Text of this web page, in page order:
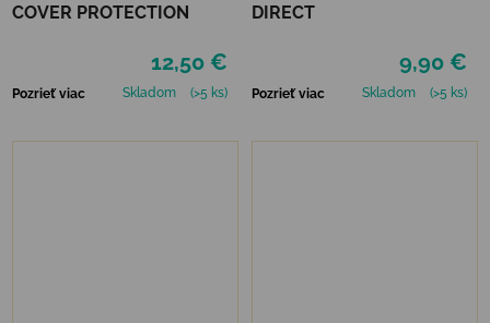
COVER PROTECTION
12,50 €
Pozrieť viac Skladom (>5 ks)
DIRECT
9,90 €
Pozrieť viac Skladom (>5 ks)